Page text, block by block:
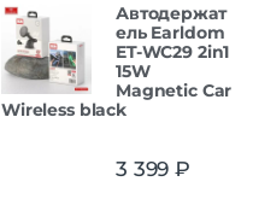
Автодержат
ель Earldom
ET-WC29 2in1
15W
Magnetic Car
Wireless black
3 399 ₽